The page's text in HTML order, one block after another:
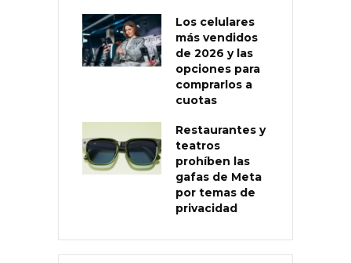
Los celulares
más vendidos
de 2026 y las
opciones para
comprarlos a
cuotas
Restaurantes y
teatros
prohíben las
gafas de Meta
por temas de
privacidad